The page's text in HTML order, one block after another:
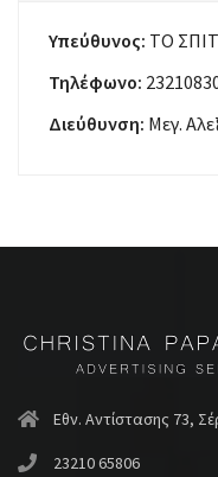
Υπεύθυνος: ΤΟ
Τηλέφωνο:
Διεύθυνση: Μεγ.
Εθν. Αντίστασης 73,
23210 65806